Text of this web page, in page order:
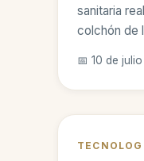
sanitaria
colchón de
📅 10 de